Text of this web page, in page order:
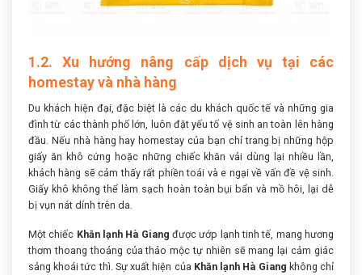
1.2. Xu hướng nâng cấp dịch vụ tại các
homestay và nhà hàng
Du khách hiện đại, đặc biệt là các du khách quốc tế và những gia
đình từ các thành phố lớn, luôn đặt yếu tố vệ sinh an toàn lên hàng
đầu. Nếu nhà hàng hay homestay của bạn chỉ trang bị những hộp
giấy ăn khô cứng hoặc những chiếc khăn vải dùng lại nhiều lần,
khách hàng sẽ cảm thấy rất phiền toái và e ngại về vấn đề vệ sinh.
Giấy khô không thể làm sạch hoàn toàn bụi bẩn và mồ hôi, lại dễ
bị vụn nát dính trên da.
Một chiếc Khăn lạnh Hà Giang được ướp lạnh tinh tế, mang hương
thơm thoang thoảng của thảo mộc tự nhiên sẽ mang lại cảm giác
sảng khoái tức thì. Sự xuất hiện của Khăn lạnh Hà Giang không chỉ